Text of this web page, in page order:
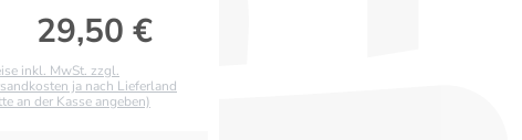
Regulärer Preis:
29,50 €
inkl. MwSt. zzgl.
ja nach Lieferland
an der Kasse angeben)